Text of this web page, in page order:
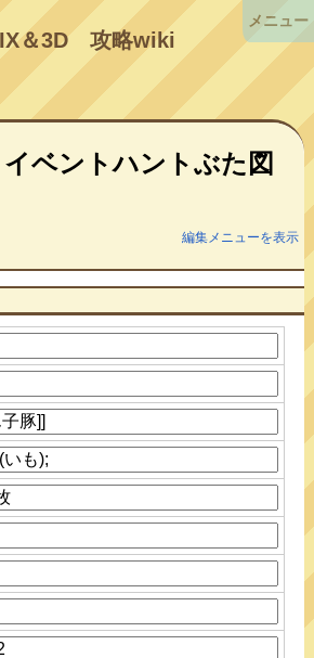
＆3D攻略wiki
ベントハントぶた図
編集メニューを表示
メニュー